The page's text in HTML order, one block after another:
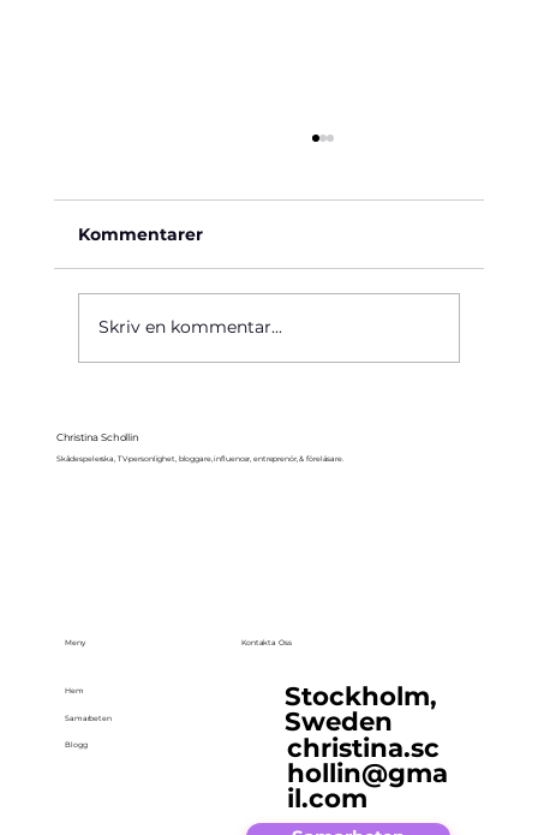
Kommentarer
Skriv en kommentar...
Christina Schollin
Skådespelerska, TV-personlighet, bloggare, influencer, entreprenör, & föreläsare.
Meny
Hem
Samarbeten
Blogg
Kontakta Oss
Stockholm,
Sweden
christina.sc
hollin@gma
il.com